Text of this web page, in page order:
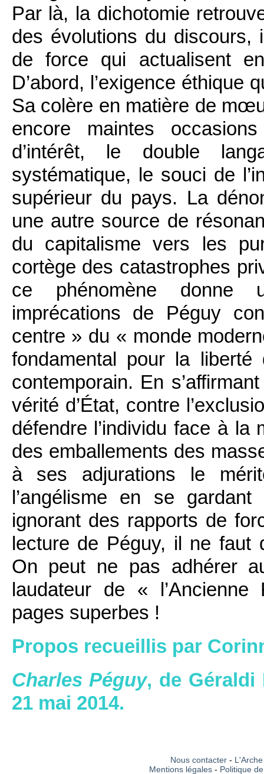
Par là, la dichotomie
des évolutions du
de force qui actualisent
D’abord, l’exigence éthique
Sa colère en matière de
encore maintes
d’intérêt, le double
systématique, le souci de
supérieur du pays. La
une autre source de
du capitalisme vers les
cortège des catastrophes
ce phénomène donne
imprécations de Péguy
centre » du « monde
fondamental pour la
contemporain. En
vérité d’État, contre
défendre l’individu face à
des emballements des
à ses adjurations le
l’angélisme en se
ignorant des rapports de
lecture de Péguy, il ne faut
On peut ne pas adhérer
laudateur de «
pages superbes !
Propos recueillis par
Charles Péguy, de Géraldi
21 mai 2014.
Nous contacter-
Mentions légales - Politique